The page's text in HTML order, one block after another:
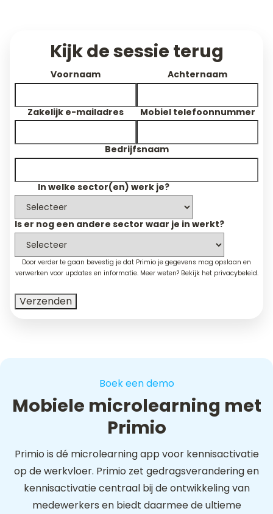
Kijk de sessie terug
Voornaam Achternaam
Zakelijk e-mailadres Mobiel telefoonnummer
Bedrijfsnaam
In welke sector(en) werk je?
Is er nog een andere sector waar je in werkt?
Door verder te gaan bevestig je dat Primio je gegevens mag opslaan en
verwerken voor updates en informatie. Meer weten? Bekijk het privacybeleid.
Boek een demo
Mobiele microlearning met
Primio
Primio is dé microlearning app voor kennisactivatie
op de werkvloer. Primio zet gedragsverandering en
kennisactivatie centraal bij de ontwikkeling van
medewerkers en biedt daarmee de ultieme